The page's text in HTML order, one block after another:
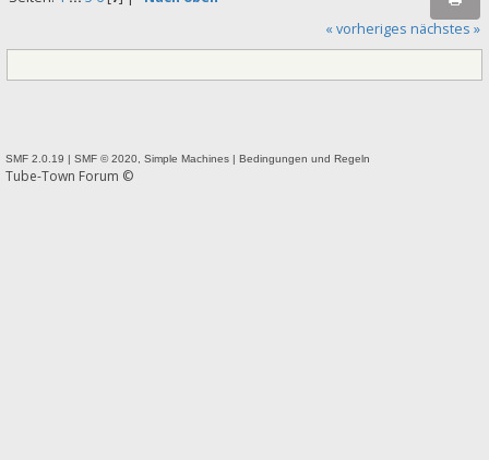
« vorheriges nächstes »
SMF 2.0.19 SMF © 2020, Simple Machines Bedingungen und Regeln
Tube-Town Forum ©